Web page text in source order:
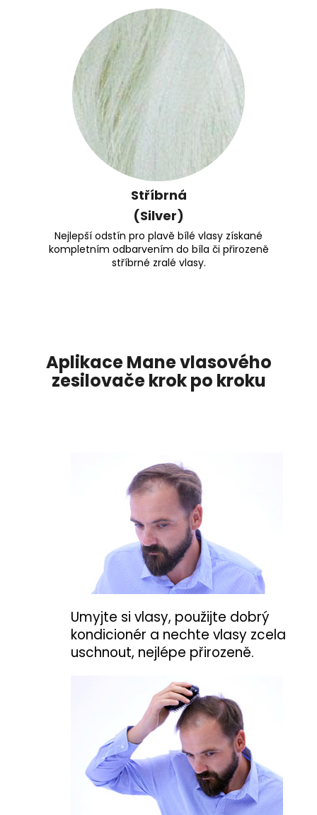
Stříbrná
(Silver)
Nejlepší odstín pro plavě bílé vlasy získané
kompletním odbarvením do bíla či přirozeně
stříbrné zralé vlasy.
Aplikace Mane vlasového
zesilovače krok po kroku
Umyjte si vlasy, použijte dobrý
kondicionér a nechte vlasy zcela
uschnout, nejlépe přirozeně.